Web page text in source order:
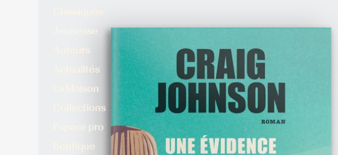
Jeunesse
Auteurs
Actualités
La Maison
Collections
Espace pro
Boutique